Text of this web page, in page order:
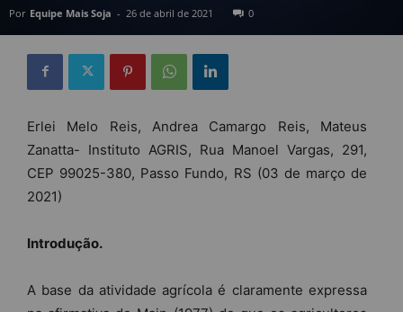
Por Equipe Mais Soja - 26 de abril de 2021 0
Erlei Melo Reis, Andrea Camargo Reis, Mateus
Zanatta- Instituto AGRIS, Rua Manoel Vargas, 291,
CEP 99025-380, Passo Fundo, RS (03 de março de
2021)
Introdução.
A base da atividade agrícola é claramente expressa